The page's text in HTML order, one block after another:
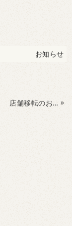
お知らせ
店舗移転のお知らせ »